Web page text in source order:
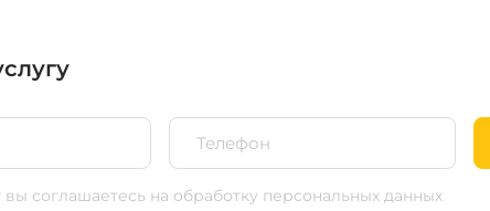
соглашаетесь на обработку персональных данных